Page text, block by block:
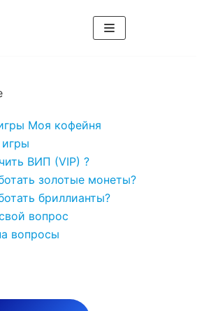
Моя кофейня
ВИП (VIP) ?
золотые монеты?
бриллианты?
вопрос
вопросы